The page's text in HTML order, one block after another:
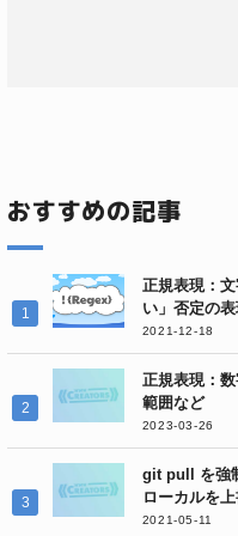
おすすめの記事
正規表現：
い」否定の
2021-12-18
正規表現：
範囲など
2023-03-26
git pull を強
ローカルを
2021-05-11